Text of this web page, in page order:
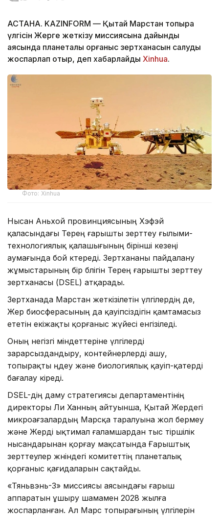
АСТАНА. KAZINFORM — Қытай Марстан топырақ
үлгісін Жерге жеткізу миссиясына дайындық
аясында планеталық қорғаныс зертханасын салуды
жоспарлап отыр, деп хабарлайды Xinhua.
Фото: Xinhua
Нысан Аньхой провинциясының Хэфэй
қаласындағы Терең ғарышты зерттеу ғылыми-
технологиялық қалашығының бірінші кезеңі
аумағында бой көтереді. Зертхананы пайдалану
жұмыстарының бір бөлігін Терең ғарышты зерттеу
зертханасы (DSEL) атқарады.
Зертханада Марстан жеткізілетін үлгілердің де,
Жер биосферасының да қауіпсіздігін қамтамасыз
ететін екіжақты қорғаныс жүйесі енгізіледі.
Оның негізгі міндеттеріне үлгілерді
зарарсыздандыру, контейнерлерді ашу,
топырақты өңдеу және биологиялық қауіп-қатерді
бағалау кіреді.
DSEL-дің даму стратегиясы департаментінің
директоры Ли Ханның айтуынша, Қытай Жердегі
микроағзалардың Марсқа таралуына жол бермеу
және Жерді ықтимал ғаламшардан тыс тіршілік
нысандарынан қорғау мақсатында Ғарыштық
зерттеулер жөніндегі комитеттің планеталық
қорғаныс қағидаларын сақтайды.
«Тяньвэнь-3» миссиясы аясындағы ғарыш
аппаратын ұшыру шамамен 2028 жылға
жоспарланған. Ал Марс топырағының үлгілерін